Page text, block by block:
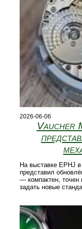
2026-06-06
Vaucher
На выставке EPHJ
представил
— компактен, точен
задать новые